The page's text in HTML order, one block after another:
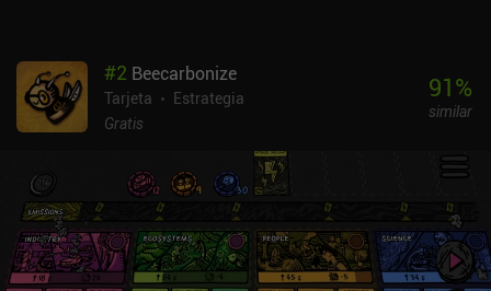
#2 Beecarbonize
Tarjeta
Estrategia
Gratis
91%
similar